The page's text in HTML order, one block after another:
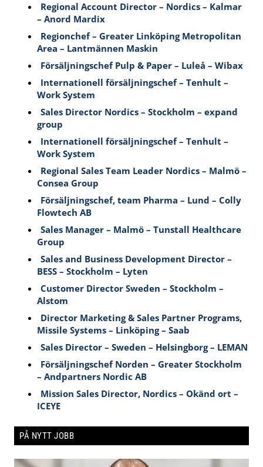
Regional Account Director – Nordics – Kalmar
– Anord Mardix
Regionchef – Greater Linköping Metropolitan
Area – Lantmännen Maskin
Försäljningschef Pulp & Paper – Luleå – Wibax
Internationell försäljningschef – Tenhult –
Work System
Sales Director Nordics – Stockholm – expand
group
Internationell försäljningschef – Tenhult –
Work System
Regional Sales Team Leader Nordics – Malmö –
Consea Group
Försäljningschef, team Pharma – Lund – Colly
Flowtech AB
Sales Manager – Malmö – Tunstall Healthcare
Group
Sales and Business Development Director –
BESS – Stockholm – Lyten
Customer Director Sweden – Stockholm –
Alstom
Director Marketing & Sales Partner Programs,
Missile Systems – Linköping – Saab
Sales Director – Sweden – Helsingborg – LEMAN
Försäljningschef Norden – Greater Stockholm
– Andpartners Nordic AB
Mission Sales Director, Nordics – Okänd ort –
ICEYE
PÅ NYTT JOBB